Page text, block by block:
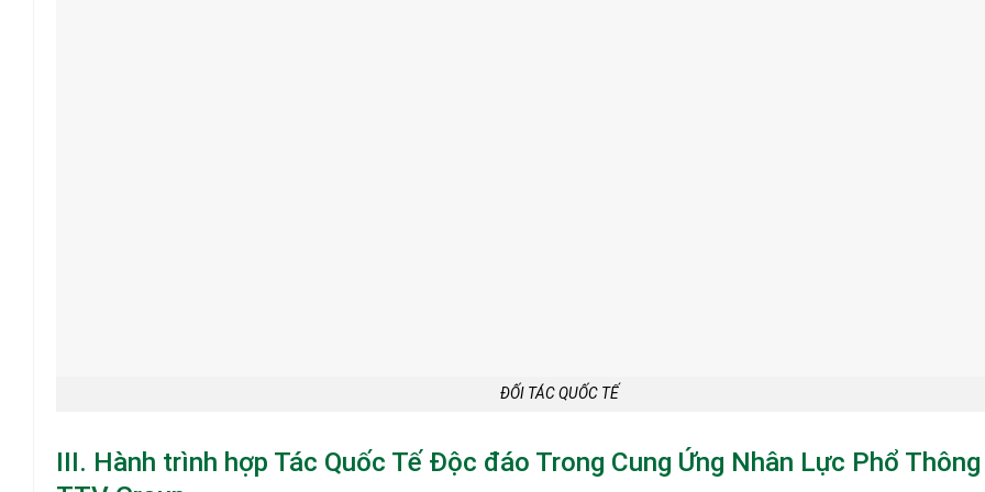
ĐỐI TÁC QUỐC TẾ
III. Hành trình hợp Tác Quốc Tế Độc đáo Trong Cung Ứng Nhân Lực Phổ